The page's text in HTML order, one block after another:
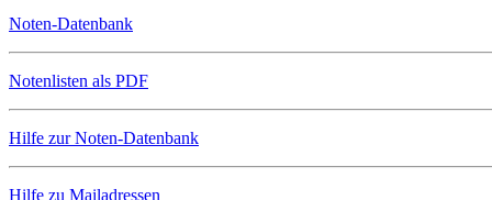
Noten-Datenbank
Notenlisten als PDF
Hilfe zur Noten-Datenbank
Hilfe zu Mailadressen